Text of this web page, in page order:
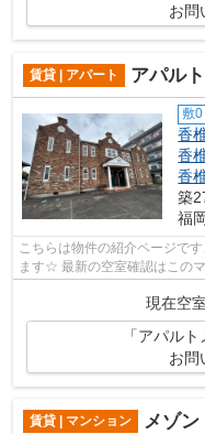
お問
賃貸 | アパート アパル
敷0
香
香
香
築
福
こちらは物件の紹介ページで
ます☆ 最新の空室確認はこの
す！迅速に対応致します！！！
現在空
「アパル
お問
賃貸 | マンション メゾン